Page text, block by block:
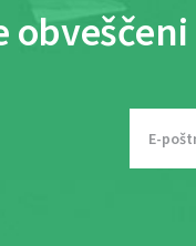
obveščeni